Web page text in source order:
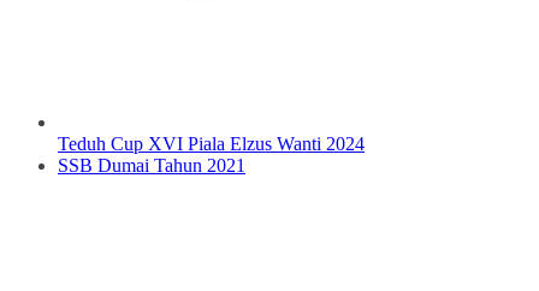
Teduh Cup XVI Piala Elzus Wanti 2024
SSB Dumai Tahun 2021